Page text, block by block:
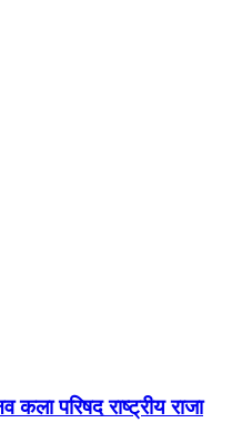
परिषद राष्ट्रीय राजा